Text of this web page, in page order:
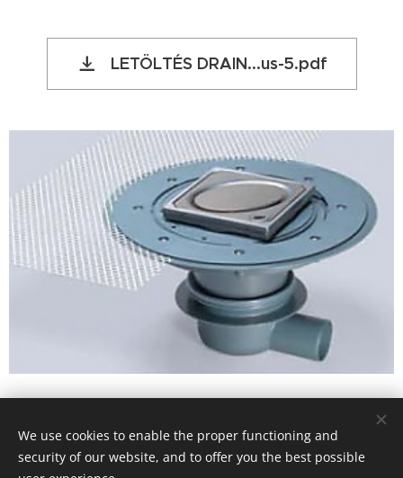
LETÖLTÉS DRAIN...us-5.pdf
© 2018 Drain Center Hungária Kft., 1103 Budapest, Gyömrői út 156-
158.
We use cookies to enable the proper functioning and
security of our website, and to offer you the best possible